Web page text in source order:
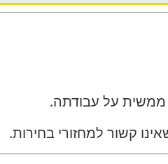
ממשית על עבודתה.
קשור למחזורי בחירות.